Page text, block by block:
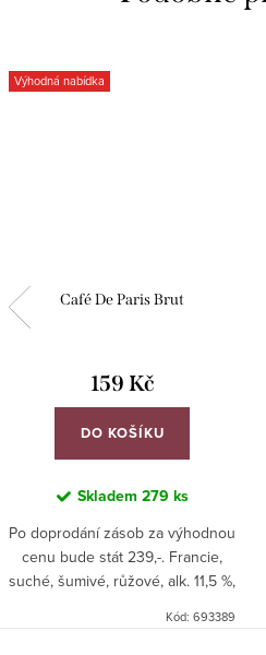
Výhodná nabídka
Café De Paris Brut
159 Kč
DO KOŠÍKU
Skladem 279 ks
Po doprodání zásob za výhodnou
cenu bude stát 239,-. Francie,
suché, šumivé, růžové, alk. 11,5 %,
Kód: 693389